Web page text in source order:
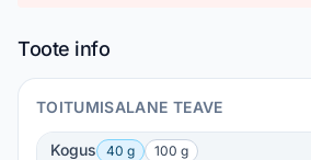
Toote info
TOITUMISALANE TEAVE
Kogus 40 g 100 g